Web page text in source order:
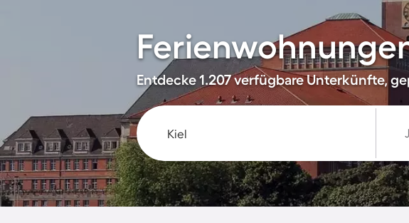
Entdecke 1.207 verfügbare Unterkünfte,